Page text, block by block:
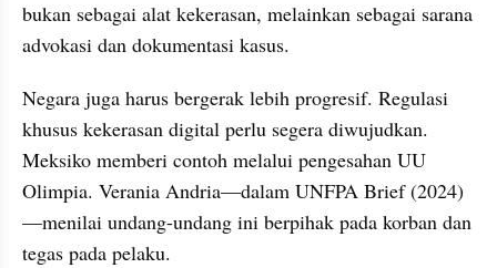
bukan sebagai alat kekerasan, melainkan sebagai sarana
advokasi dan dokumentasi kasus.
Negara juga harus bergerak lebih progresif. Regulasi
khusus kekerasan digital perlu segera diwujudkan.
Meksiko memberi contoh melalui pengesahan UU
Olimpia. Verania Andria—dalam UNFPA Brief (2024)
—menilai undang-undang ini berpihak pada korban dan
tegas pada pelaku.